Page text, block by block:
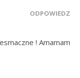
ODPOWIEDZ
! Amamam